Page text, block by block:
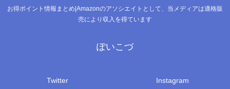
お得ポイント情報まとめ|Amazonのアソシエイトとして、当メディアは適格販
売により収入を得ています
ぽいこづ
Twitter Instagram